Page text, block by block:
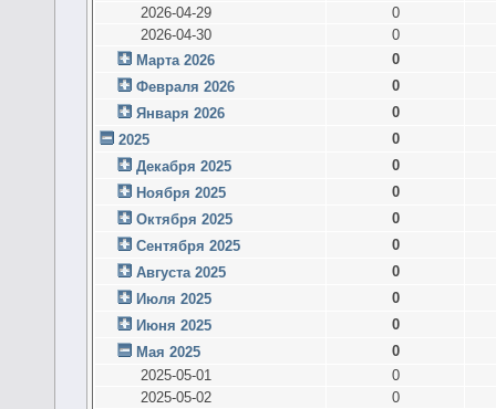
2026-04-29
0
2026-04-30
0
Марта 2026
0
Февраля 2026
0
Января 2026
0
2025
0
Декабря 2025
0
Ноября 2025
0
Октября 2025
0
Сентября 2025
0
Августа 2025
0
Июля 2025
0
Июня 2025
0
Мая 2025
0
2025-05-01
0
2025-05-02
0